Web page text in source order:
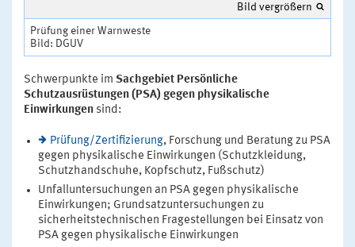
Bild vergrößern
Prüfung einer Warnweste
Bild: DGUV
Schwerpunkte im Sachgebiet Persönliche
Schutzausrüstungen (PSA) gegen physikalische
Einwirkungen sind:
Prüfung/Zertifizierung, Forschung und Beratung zu PSA
gegen physikalische Einwirkungen (Schutzkleidung,
Schutzhandschuhe, Kopfschutz, Fußschutz)
Unfalluntersuchungen an PSA gegen physikalische
Einwirkungen; Grundsatzuntersuchungen zu
sicherheitstechnischen Fragestellungen bei Einsatz von
PSA gegen physikalische Einwirkungen